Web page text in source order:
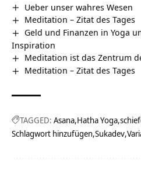
Ueber unser wahres Wesen
Meditation – Zitat des Tages
Geld und Finanzen in Yoga
Inspiration
Meditation ist das Zentrum
Meditation – Zitat des Tages
TAGGED: Asana Hatha Yoga
Schlagwort hinzufügen Sukadev